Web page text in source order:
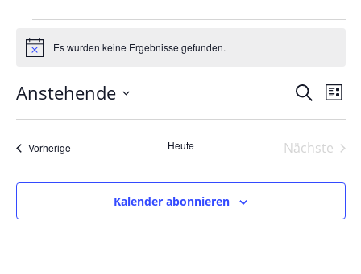
HinweisEs wurden keine Ergebnisse gefunden.
Suche
und
SucheListe
Anstehende
Datum
wählen.
VorherigeVeranstaltungen Heute
Nächste
Kalender abonnieren